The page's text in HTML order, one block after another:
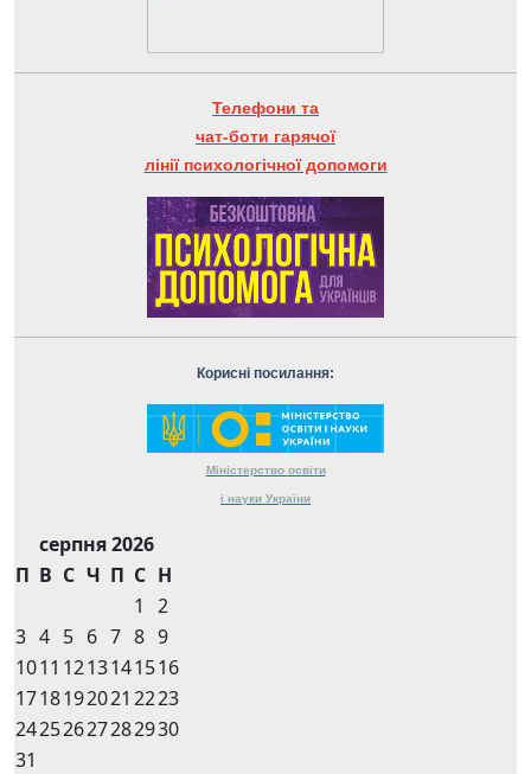
Телефони та
чат-боти гарячої
лінії психологічної допомоги
Корисні посилання:
Міністерство освіти
і науки України
серпня 2026
П В С Ч П С Н
1
2
3 4 5 6 7 8 9
1011 1213141516
1718192021 2223
24252627282930
31